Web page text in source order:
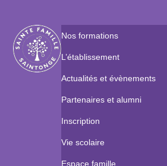
Nos formations
L’établissement
Actualités et évènements
Partenaires et alumni
Inscription
Vie scolaire
Espace famille